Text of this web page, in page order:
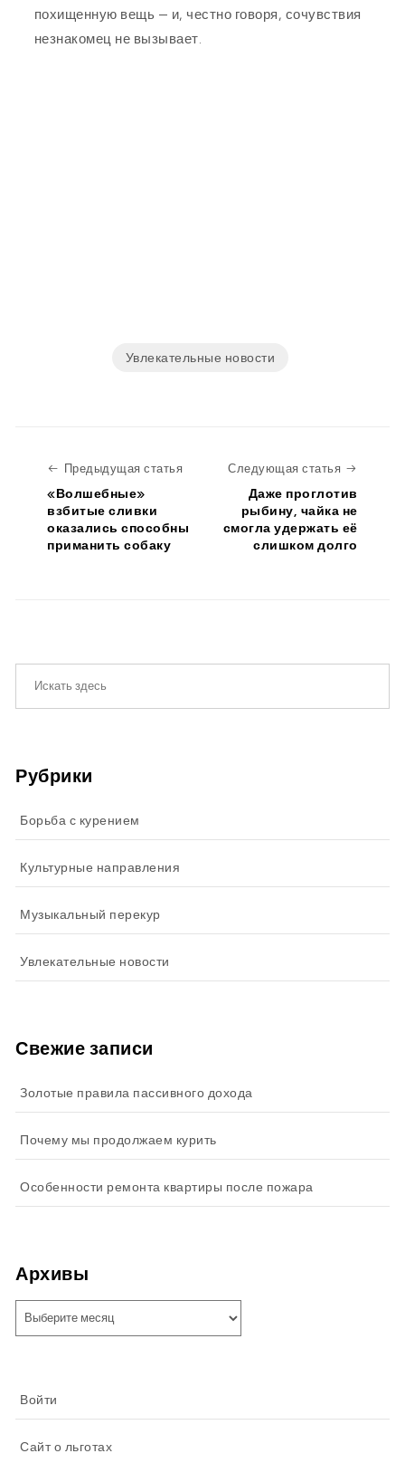
похищенную вещь — и, честно говоря, сочувствия
незнакомец не вызывает.
Увлекательные новости
Предыдущая статьяПредыдущая статья
«Волшебные»
взбитые сливки
оказались способны
приманить собаку
Следующая статья
Даже проглотив
рыбину, чайка не
смогла удержать её
слишком долго
Рубрики
Борьба с курением
Культурные направления
Музыкальный перекур
Увлекательные новости
Свежие записи
Золотые правила пассивного дохода
Почему мы продолжаем курить
Особенности ремонта квартиры после пожара
Архивы
Войти
Сайт о льготах